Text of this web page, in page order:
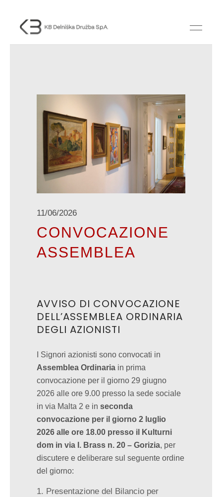
11/06/2026
CONVOCAZIONE
ASSEMBLEA
AVVISO DI CONVOCAZIONE
DELL’ASSEMBLEA ORDINARIA
DEGLI AZIONISTI
I Signori azionisti sono convocati in
Assemblea Ordinaria in prima
convocazione per il giorno 29 giugno
2026 alle ore 9.00 presso la sede sociale
in via Malta 2 e in seconda
convocazione per il giorno 2 luglio
2026 alle ore 18.00 presso il Kulturni
dom in via I. Brass n. 20 – Gorizia, per
discutere e deliberare sul seguente ordine
del giorno:
Presentazione del Bilancio per